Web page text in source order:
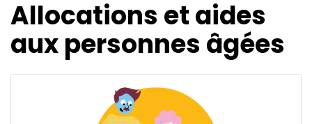
Allocations et aides
aux personnes âgées